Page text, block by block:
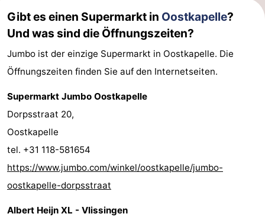
Gibt es einen Supermarkt in Oostkapelle?
Und was sind die Öffnungszeiten?
Jumbo ist der einzige Supermarkt in Oostkapelle. Die
Öffnungszeiten finden Sie auf den Internetseiten.
Supermarkt Jumbo Oostkapelle
Dorpsstraat 20,
Oostkapelle
tel. +31 118-581654
https://www.jumbo.com/winkel/oostkapelle/jumbo-
oostkapelle-dorpsstraat
Albert Heijn XL - Vlissingen